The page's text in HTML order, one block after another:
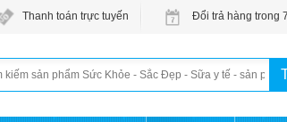
Thanh toán trực tuyến Đổi trả hàng trong